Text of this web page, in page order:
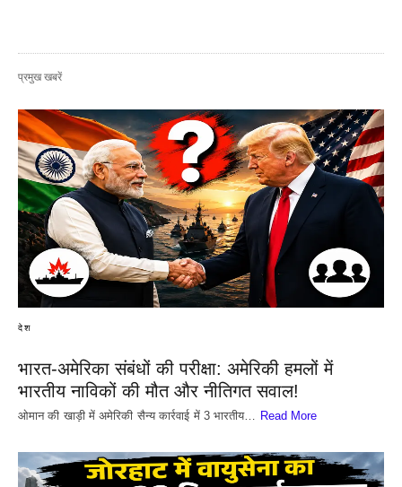
प्रमुख खबरें
देश
भारत-अमेरिका संबंधों की परीक्षा: अमेरिकी हमलों में
भारतीय नाविकों की मौत और नीतिगत सवाल!
​ओमान की खाड़ी में अमेरिकी सैन्य कार्रवाई में 3 भारतीय… Read More